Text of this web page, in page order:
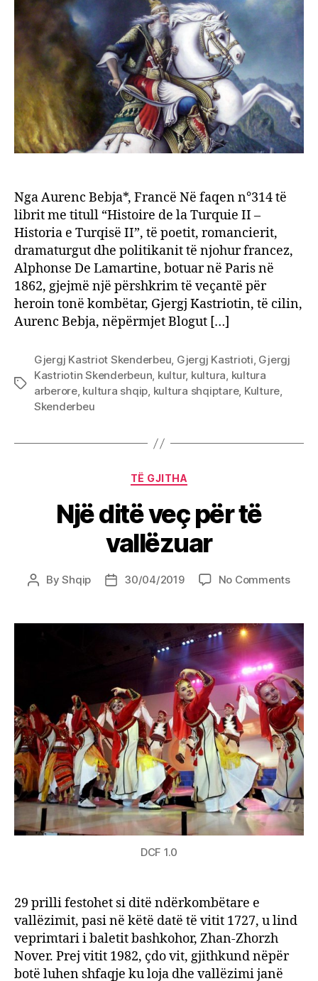
Nga Aurenc Bebja*, Francë Në faqen n°314 të
librit me titull “Histoire de la Turquie II –
Historia e Turqisë II”, të poetit, romancierit,
dramaturgut dhe politikanit të njohur francez,
Alphonse De Lamartine, botuar në Paris në
1862, gjejmë një përshkrim të veçantë për
heroin tonë kombëtar, Gjergj Kastriotin, të cilin,
Aurenc Bebja, nëpërmjet Blogut […]
Tags
Gjergj Kastriot Skenderbeu, Gjergj Kastrioti, Gjergj
Kastriotin Skenderbeun, kultur, kultura, kultura
arberore, kultura shqip, kultura shqiptare, Kulture,
Skenderbeu
Categories
TË GJITHA
Një ditë veç për të
vallëzuar
PostByShqip
Post30/04/2019 No Commentson
veç
për
DCF 1.0
29 prilli festohet si ditë ndërkombëtare e
vallëzimit, pasi në këtë datë të vitit 1727, u lind
veprimtari i baletit bashkohor, Zhan-Zhorzh
Nover. Prej vitit 1982, çdo vit, gjithkund nëpër
botë luhen shfaqje ku loja dhe vallëzimi janë